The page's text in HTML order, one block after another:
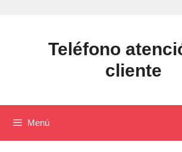
Teléfono
cliente
Menú